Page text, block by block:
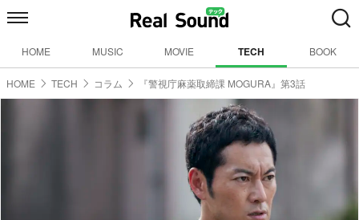
HOME MUSIC MOVIE TECH BOOK
HOME TECH コラム 『警視庁麻薬取締課 MOGURA』第3話